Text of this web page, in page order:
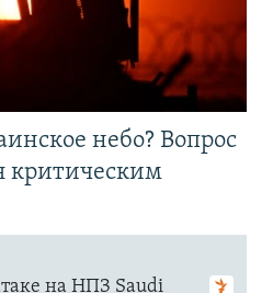
небо? Вопрос
критическим